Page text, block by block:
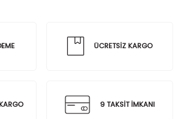
ÜCRETSİZ KARGO
9 TAKSİT İMKANI